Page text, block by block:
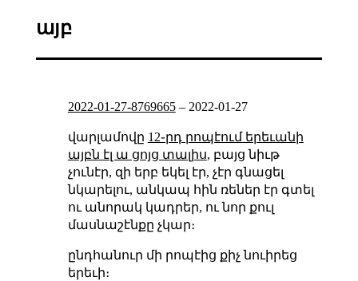
այբ
2022-01-27-8769665– 2022-01-27
վարլամովը 12֊րդ րոպէում երեւանի
այբն էլ ա ցոյց տալիս, բայց նիւթ
չունէր, զի երբ եկել էր, չէր գնացել
նկարելու, անկապ հին ռեներ էր գտել
ու անորակ կադրեր, ու նոր քուլ
մասնաշէնքը չկար։
ընդհանուր մի րոպէից քիչ նուիրեց
երեւի։